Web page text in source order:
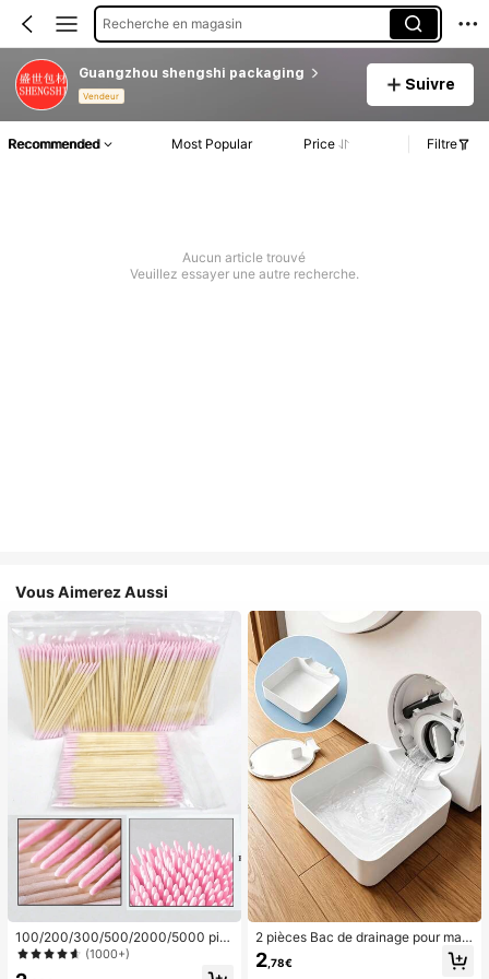
Recherche en magasin
Guangzhou shengshi packaging
Vendeur
Suivre
Recommended Most Popular Price Filtre
Aucun article trouvé
Veuillez essayer une autre recherche.
Vous Aimerez Aussi
100/200/300/500/2000/5000 piè
ces/20 pièces Bâtons applicateurs
de vernis à ongles à double extrémi
(1000+)
2 pièces Bac de drainage pour mac
hine à laver, tapis de protection de
sol imperméable pour buanderie, ba
2 ,78€